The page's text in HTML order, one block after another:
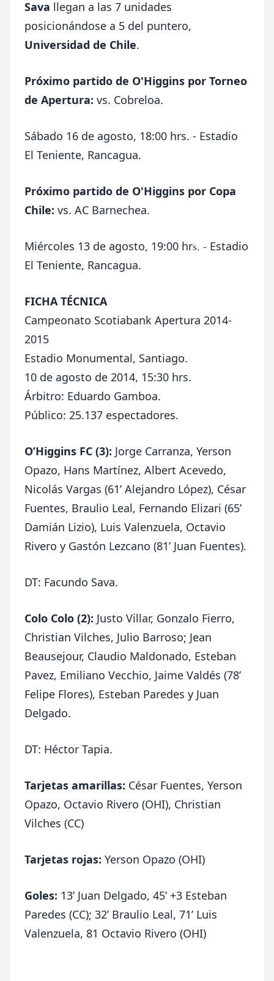
Sava llegan a las 7 unidades
posicionándose a 5 del puntero,
Universidad de Chile.
Próximo partido de O'Higgins por Torneo
de Apertura: vs. Cobreloa.
Sábado 16 de agosto, 18:00 hrs. - Estadio
El Teniente, Rancagua.
Próximo partido de O'Higgins por Copa
Chile: vs. AC Barnechea.
Miércoles 13 de agosto, 19:00 hrs. - Estadio
El Teniente, Rancagua.
FICHA TÉCNICA
Campeonato Scotiabank Apertura 2014-
2015
Estadio Monumental, Santiago.
10 de agosto de 2014, 15:30 hrs.
Árbitro: Eduardo Gamboa.
Público: 25.137 espectadores.
O’Higgins FC (3): Jorge Carranza, Yerson
Opazo, Hans Martínez, Albert Acevedo,
Nicolás Vargas (61’ Alejandro López), César
Fuentes, Braulio Leal, Fernando Elizari (65’
Damián Lizio), Luis Valenzuela, Octavio
Rivero y Gastón Lezcano (81’ Juan Fuentes).
DT: Facundo Sava.
Colo Colo (2): Justo Villar, Gonzalo Fierro,
Christian Vilches, Julio Barroso; Jean
Beausejour, Claudio Maldonado, Esteban
Pavez, Emiliano Vecchio, Jaime Valdés (78’
Felipe Flores), Esteban Paredes y Juan
Delgado.
DT: Héctor Tapia.
Tarjetas amarillas: César Fuentes, Yerson
Opazo, Octavio Rivero (OHI), Christian
Vilches (CC)
Tarjetas rojas: Yerson Opazo (OHI)
Goles: 13’ Juan Delgado, 45’ +3 Esteban
Paredes (CC); 32’ Braulio Leal, 71’ Luis
Valenzuela, 81 Octavio Rivero (OHI)